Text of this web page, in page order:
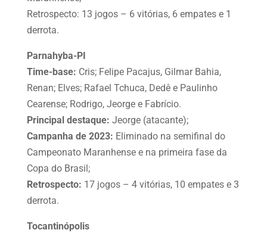
Retrospecto: 13 jogos – 6 vitórias, 6 empates e 1
derrota.
Parnahyba-PI
Time-base: Cris; Felipe Pacajus, Gilmar Bahia,
Renan; Elves; Rafael Tchuca, Dedê e Paulinho
Cearense; Rodrigo, Jeorge e Fabrício.
Principal destaque: Jeorge (atacante);
Campanha de 2023: Eliminado na semifinal do
Campeonato Maranhense e na primeira fase da
Copa do Brasil;
Retrospecto: 17 jogos – 4 vitórias, 10 empates e 3
derrota.
Tocantinópolis